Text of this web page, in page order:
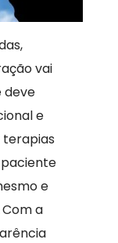
vai
deve
e
terapias
e
a